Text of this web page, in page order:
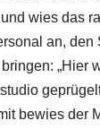
wies das
an, den
„Hier
bewies der